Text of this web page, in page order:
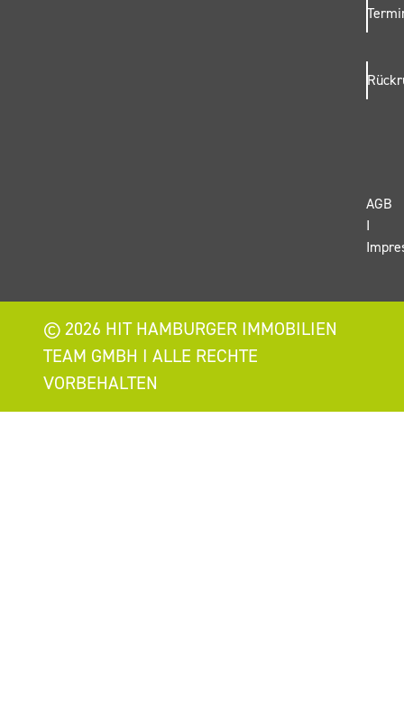
AGB
I
© 2026 HIT HAMBURGER IMMOBILIEN
TEAM GMBH I ALLE RECHTE
VORBEHALTEN